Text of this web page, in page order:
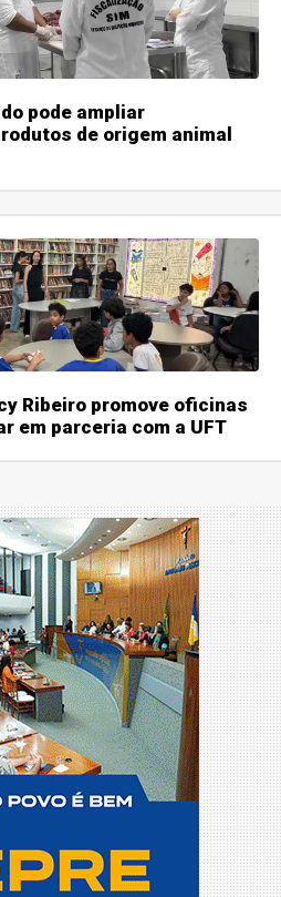
pode ampliar
de origem animal
Ribeiro promove oficinas
em parceria com a UFT